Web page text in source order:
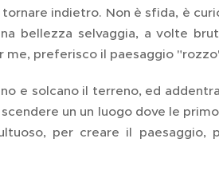
indietro. Non è sfida, è
bellezza selvaggia, a volte
preferisco il paesaggio
e solcano il terreno, ed
un un luogo dove le
per creare il paesaggio,